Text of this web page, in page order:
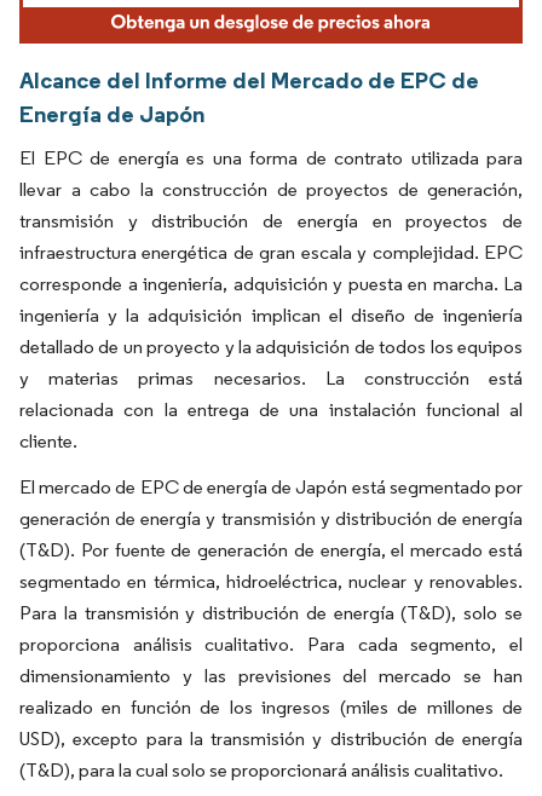
Alcance del Informe del Mercado de EPC de
Energía de Japón
El EPC de energía es una forma de contrato utilizada para
llevar a cabo la construcción de proyectos de generación,
transmisión y distribución de energía en proyectos de
infraestructura energética de gran escala y complejidad. EPC
corresponde a ingeniería, adquisición y puesta en marcha. La
ingeniería y la adquisición implican el diseño de ingeniería
detallado de un proyecto y la adquisición de todos los equipos
y materias primas necesarios. La construcción está
relacionada con la entrega de una instalación funcional al
cliente.
El mercado de EPC de energía de Japón está segmentado por
generación de energía y transmisión y distribución de energía
(T&D). Por fuente de generación de energía, el mercado está
segmentado en térmica, hidroeléctrica, nuclear y renovables.
Para la transmisión y distribución de energía (T&D), solo se
proporciona análisis cualitativo. Para cada segmento, el
dimensionamiento y las previsiones del mercado se han
realizado en función de los ingresos (miles de millones de
USD), excepto para la transmisión y distribución de energía
(T&D), para la cual solo se proporcionará análisis cualitativo.